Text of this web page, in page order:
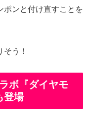
ポンと付け直すことを
う！
ボ『ダイヤモ
登場